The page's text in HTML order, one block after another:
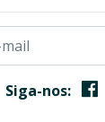
Siga-nos: